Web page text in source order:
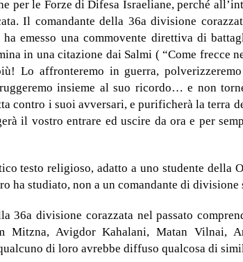
per le Forze di Difesa Israeliane, perché
Il comandante della 36a divisione
ha emesso una commovente direttiva di
in una citazione dai Salmi ( “Come frecce
Lo affronteremo in guerra,
insieme al suo ricordo… e non
contro i suoi avversari, epurificherà la terra
il vostro entrare ed uscire da ora e per
testo religioso, adatto a uno studente della
ha studiato, non a un comandante di
36a divisione corazzata nel passato
Mitzna, Avigdor Kahalani, Matan Vilnai,
di loro avrebbe diffuso qualcosa di